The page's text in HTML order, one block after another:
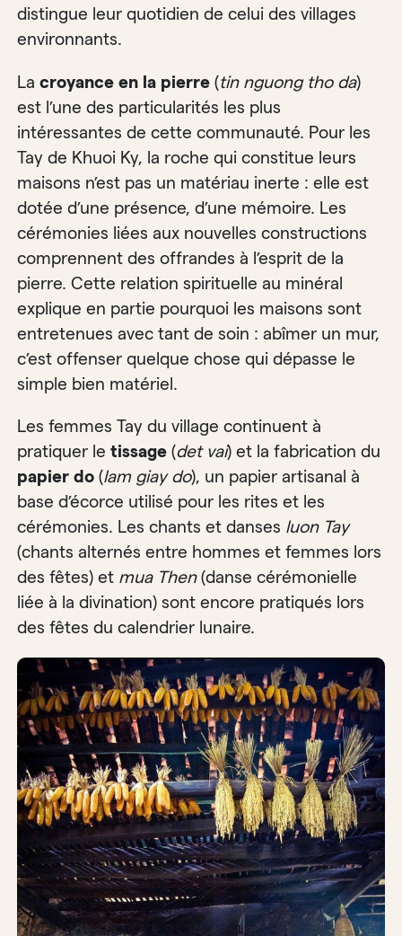
distingue leur quotidien de celui des villages
environnants.
Lacroyance en la pierre (tin nguong tho da)
est l’une des particularités les plus
intéressantes de cette communauté. Pour les
Tay de Khuoi Ky, la roche qui constitue leurs
maisons n’est pas un matériau inerte : elle est
dotée d’une présence, d’une mémoire. Les
cérémonies liées aux nouvelles constructions
comprennent des offrandes à l’esprit de la
pierre. Cette relation spirituelle au minéral
explique en partie pourquoi les maisons sont
entretenues avec tant de soin : abîmer un mur,
c’est offenser quelque chose qui dépasse le
simple bien matériel.
Les femmes Tay du village continuent à
pratiquer letissage (det vai) et la fabrication du
papier do (lam giay do), un papier artisanal à
base d’écorce utilisé pour les rites et les
cérémonies. Les chants et danses luon Tay
(chants alternés entre hommes et femmes lors
des fêtes) et mua Then(danse cérémonielle
liée à la divination) sont encore pratiqués lors
des fêtes du calendrier lunaire.